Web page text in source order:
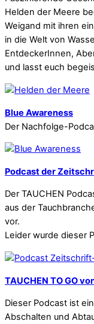
Helden der Meere
Weigand mit ihren
in die Welt von
EntdeckerInnen,
und lasst euch
Blue Awareness
Der Nachfolge-
Podcast der
Der TAUCHEN
aus der
vor.
Leider wurde dieser
TAUCHEN TO GO
Dieser Podcast ist
Abschalten und